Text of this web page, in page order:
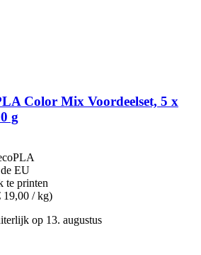
Color Mix Voordeelset, 5 x
g
EU
te printen
19,00 / kg)
op 13. augustus